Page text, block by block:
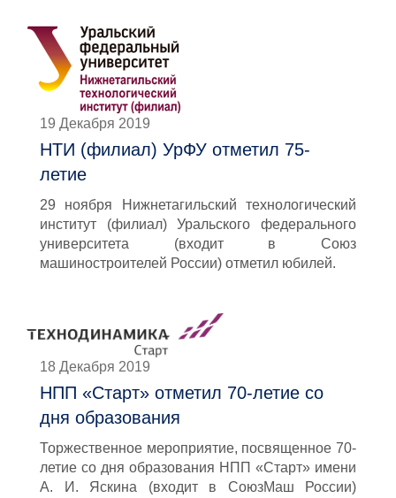
19 Декабря 2019
НТИ (филиал) УрФУ отметил 75-
летие
29 ноября Нижнетагильский технологический
институт (филиал) Уральского федерального
университета (входит в Союз
машиностроителей России) отметил юбилей.
18 Декабря 2019
НПП «Старт» отметил 70-летие со
дня образования
Торжественное мероприятие, посвященное 70-
летие со дня образования НПП «Старт» имени
А. И. Яскина (входит в СоюзМаш России)